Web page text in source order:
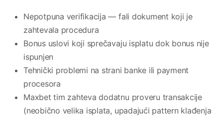
Nepotpuna verifikacija — fali dokument koji je
zahtevala procedura
Bonus uslovi koji sprečavaju isplatu dok bonus nije
ispunjen
Tehnički problemi na strani banke ili payment
procesora
Maxbet tim zahteva dodatnu proveru transakcije
(neobično velika isplata, upadajući pattern klađenja